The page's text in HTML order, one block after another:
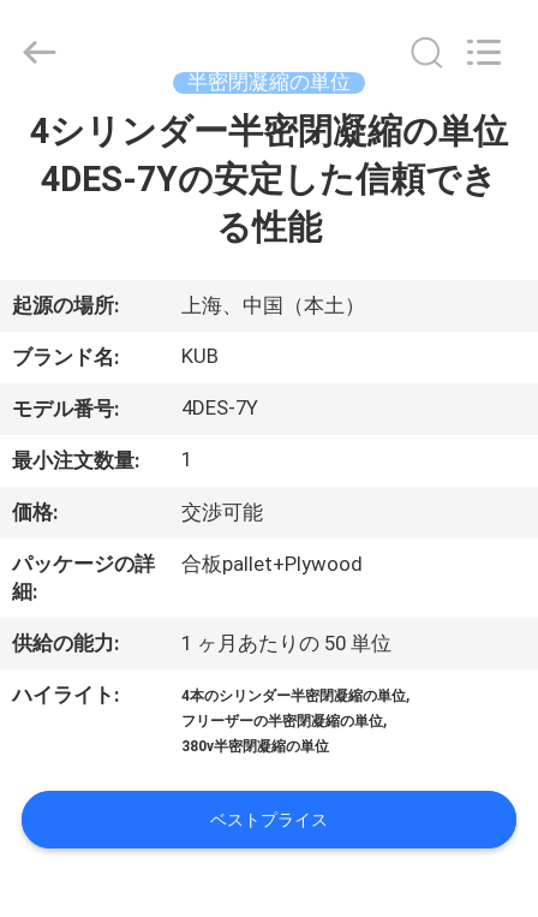
家
ダ
ク
ト
シ
ョ
ー
私
に
つ
2026
Shanghai KUB
Reserved.
半密閉凝縮の単位
4シリンダー半密閉凝縮の単位
4DES-7Yの安定した信頼でき
る性能
起源の場所: 上海、中国（本土）
ブランド名: KUB
モデル番号: 4DES-7Y
最小注文数量: 1
価格: 交渉可能
パッケージの詳
細:
合板pallet+Plywood
供給の能力: 1 ヶ月あたりの 50 単位
ハイライト: 4本のシリンダー半密閉凝縮の単位,
フリーザーの半密閉凝縮の単位,
380v半密閉凝縮の単位
ベストプライス